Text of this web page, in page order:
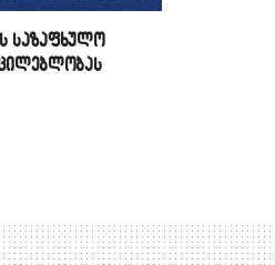
საზაფხულო